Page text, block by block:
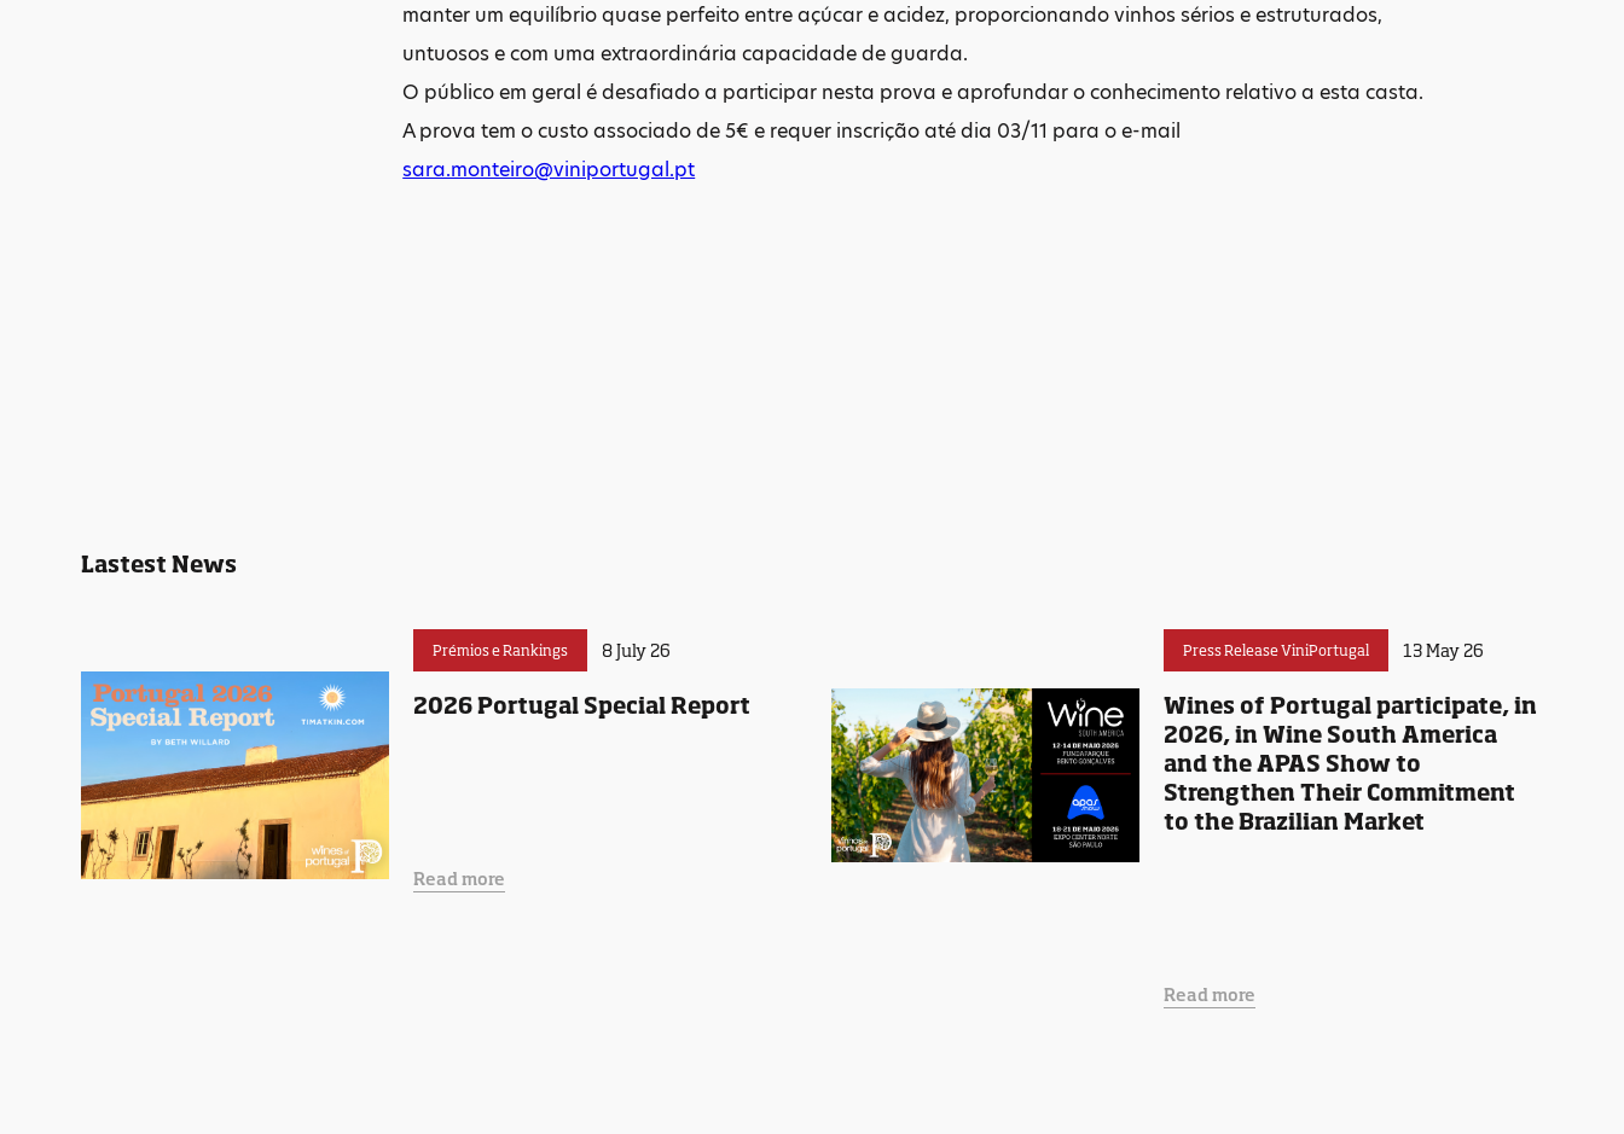
manter um equilíbrio quase perfeito entre açúcar e acidez, proporcionando vinhos sérios e estruturados,
untuosos e com uma extraordinária capacidade de guarda.
O público em geral é desafiado a participar nesta prova e aprofundar o conhecimento relativo a esta casta.
A prova tem o custo associado de 5€ e requer inscrição até dia 03/11 para o e-mail
sara.monteiro@viniportugal.pt
Lastest News
Prémios e Rankings 8 July 26
2026 Portugal Special Report
Read more
Press Release ViniPortugal 13 May 26
Wines of Portugal participate, in
2026, in Wine South America
and the APAS Show to
Strengthen Their Commitment
to the Brazilian Market
Read more